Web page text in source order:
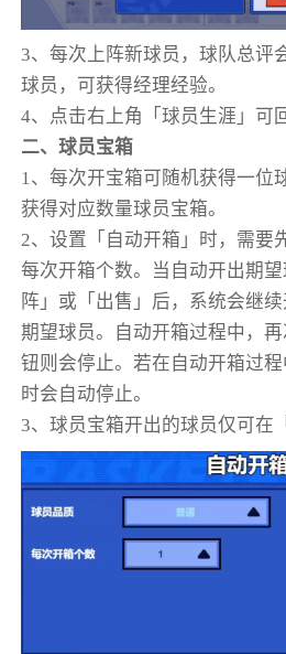
3、每次上阵新球员，球队总评
球员，可获得经理经验。
4、点击右上角「球员生涯」可
二、球员宝箱
1、每次开宝箱可随机获得一位
获得对应数量球员宝箱。
2、设置「自动开箱」时，需要
每次开箱个数。当自动开出期
阵」或「出售」后，系统会继
期望球员。自动开箱过程中，
钮则会停止。若在自动开箱过
时会自动停止。
3、球员宝箱开出的球员仅可在